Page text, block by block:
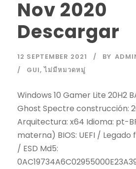
Nov 2020
Descargar
12 SEPTEMBER 2021 BY
GUI, ไม่มีหมวดหมู่
Windows 10 Gamer Lite 20H2
Ghost Spectre construcción:
Arquitectura: x64 Idioma: pt-
materna) BIOS: UEFI / Legado
/ ESD Md5: